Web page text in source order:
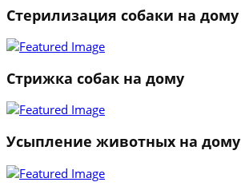
Стерилизация собаки на дому
Стрижка собак на дому
Усыпление животных на дому